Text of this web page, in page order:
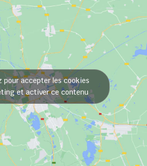
pour accepter les cookies
et activer ce contenu